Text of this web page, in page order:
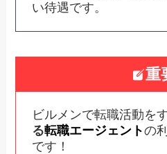
い待遇です。
重
ビルメンで転職活動を
る転職エージェントの
です！